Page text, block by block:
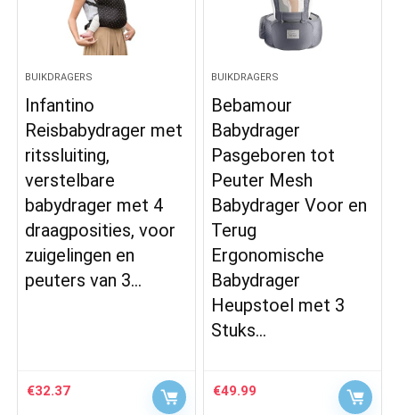
BUIKDRAGERS
Infantino
Reisbabydrager met
ritssluiting,
verstelbare
babydrager met 4
draagposities, voor
zuigelingen en
peuters van 3…
€32.37
BUIKDRAGERS
Bebamour
Babydrager
Pasgeboren tot
Peuter Mesh
Babydrager Voor en
Terug
Ergonomische
Babydrager
Heupstoel met 3
Stuks…
€49.99